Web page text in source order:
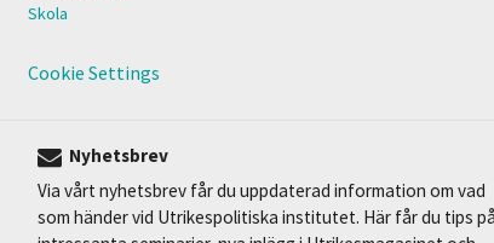
Skola
Cookie Settings
Nyhetsbrev
Via vårt nyhetsbrev får du uppdaterad information om vad
som händer vid Utrikespolitiska institutet. Här får du tips på